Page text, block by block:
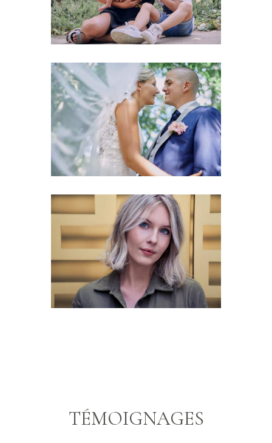
MARIAGES
MODES &
PORTRAITS
TÉMOIGNAGES